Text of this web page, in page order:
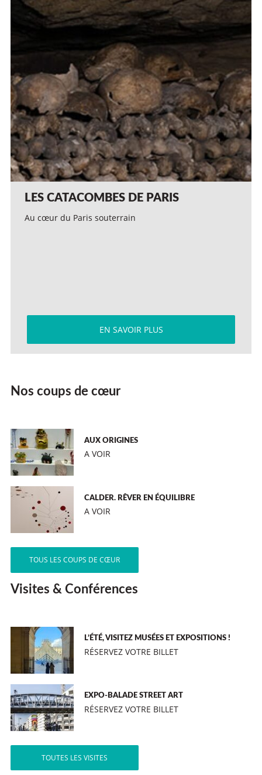
LES CATACOMBES DE PARIS
Au cœur du Paris souterrain
EN SAVOIR PLUS
Nos coups de cœur
AUX ORIGINES
A VOIR
CALDER. RÊVER EN ÉQUILIBRE
A VOIR
TOUS LES COUPS DE CŒUR
Visites & Conférences
L’ÉTÉ, VISITEZ MUSÉES ET EXPOSITIONS !
RÉSERVEZ VOTRE BILLET
EXPO-BALADE STREET ART
RÉSERVEZ VOTRE BILLET
TOUTES LES VISITES